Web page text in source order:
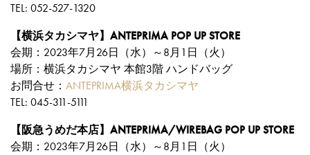
TEL: 052-527-1320
【横浜タカシマヤ】ANTEPRIMA POP UP STORE
会期：2023年7月26日（水）～8月1日（火）
場所：横浜タカシマヤ 本館3階 ハンドバッグ
お問合せ： ANTEPRIMA横浜タカシマヤ
TEL: 045-311-5111
【阪急うめだ本店】ANTEPRIMA/WIREBAG POP UP STORE
会期：2023年7月26日（水）～8月1日（火）